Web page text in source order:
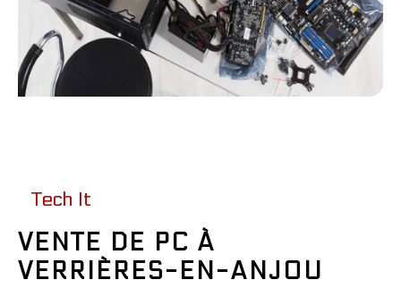
Tech It
VENTE DE PC À
VERRIÈRES-EN-ANJOU